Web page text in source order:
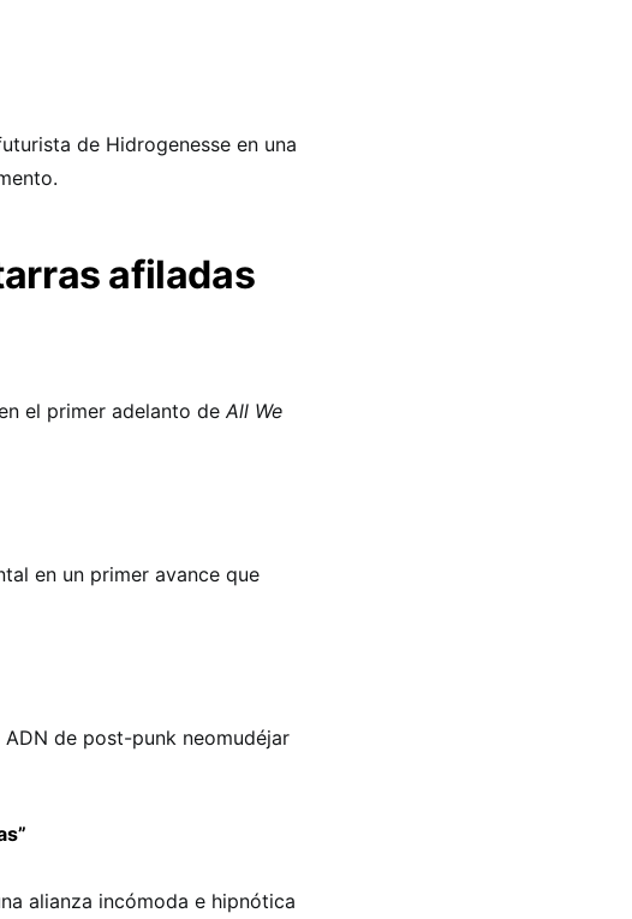
de Hidrogenesse en una
afiladas
el primer adelanto deAll We
en un primer avance que
de post-punk neomudéjar
alianza incómoda e hipnótica